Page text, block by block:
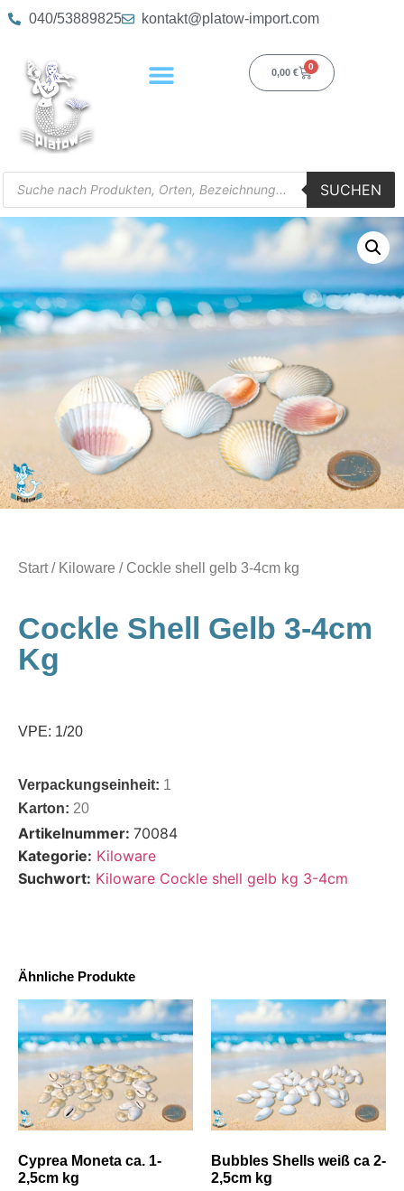
040/53889825 kontakt@platow-import.com
0,00 €
0
SUCHEN
Start/ Kiloware / Cockle shell gelb 3-4cm kg
Cockle Shell Gelb 3-4cm
Kg
VPE: 1/20
Verpackungseinheit: 1
Karton: 20
Artikelnummer: 70084
Kategorie: Kiloware
Suchwort: Kiloware Cockle shell gelb kg 3-4cm
Ähnliche Produkte
Cyprea Moneta ca. 1-
2,5cm kg
Bubbles Shells weiß ca 2-
2,5cm kg